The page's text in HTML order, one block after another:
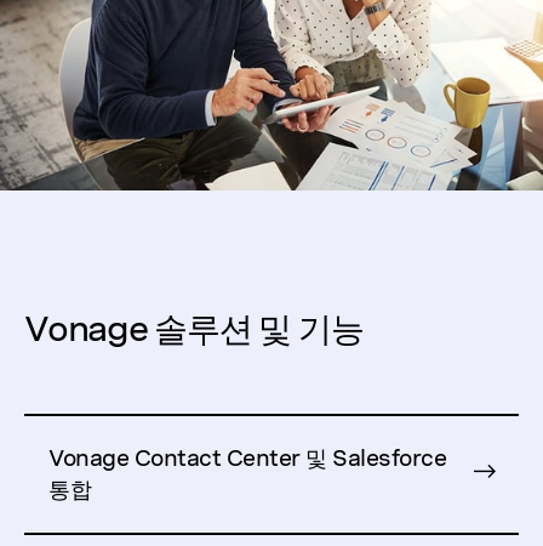
Vonage 솔루션 및 기능
Vonage Contact Center 및 Salesforce
통합